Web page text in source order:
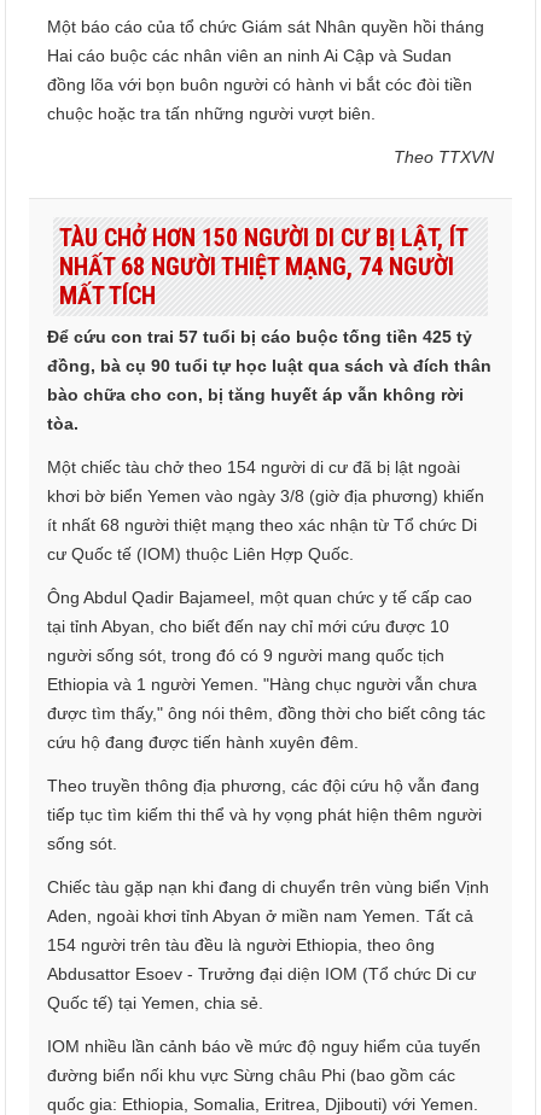
Một báo cáo của tổ chức Giám sát Nhân quyền hồi tháng
Hai cáo buộc các nhân viên an ninh Ai Cập và Sudan
đồng lõa với bọn buôn người có hành vi bắt cóc đòi tiền
chuộc hoặc tra tấn những người vượt biên.
Theo TTXVN
TÀU CHỞ HƠN 150 NGƯỜI DI CƯ BỊ LẬT, ÍT
NHẤT 68 NGƯỜI THIỆT MẠNG, 74 NGƯỜI
MẤT TÍCH
Để cứu con trai 57 tuổi bị cáo buộc tống tiền 425 tỷ
đồng, bà cụ 90 tuổi tự học luật qua sách và đích thân
bào chữa cho con, bị tăng huyết áp vẫn không rời
tòa.
Một chiếc tàu chở theo 154 người di cư đã bị lật ngoài
khơi bờ biển Yemen vào ngày 3/8 (giờ địa phương) khiến
ít nhất 68 người thiệt mạng theo xác nhận từ Tổ chức Di
cư Quốc tế (IOM) thuộc Liên Hợp Quốc.
Ông Abdul Qadir Bajameel, một quan chức y tế cấp cao
tại tỉnh Abyan, cho biết đến nay chỉ mới cứu được 10
người sống sót, trong đó có 9 người mang quốc tịch
Ethiopia và 1 người Yemen. "Hàng chục người vẫn chưa
được tìm thấy," ông nói thêm, đồng thời cho biết công tác
cứu hộ đang được tiến hành xuyên đêm.
Theo truyền thông địa phương, các đội cứu hộ vẫn đang
tiếp tục tìm kiếm thi thể và hy vọng phát hiện thêm người
sống sót.
Chiếc tàu gặp nạn khi đang di chuyển trên vùng biển Vịnh
Aden, ngoài khơi tỉnh Abyan ở miền nam Yemen. Tất cả
154 người trên tàu đều là người Ethiopia, theo ông
Abdusattor Esoev - Trưởng đại diện IOM (Tổ chức Di cư
Quốc tế) tại Yemen, chia sẻ.
IOM nhiều lần cảnh báo về mức độ nguy hiểm của tuyến
đường biển nối khu vực Sừng châu Phi (bao gồm các
quốc gia: Ethiopia, Somalia, Eritrea, Djibouti) với Yemen.